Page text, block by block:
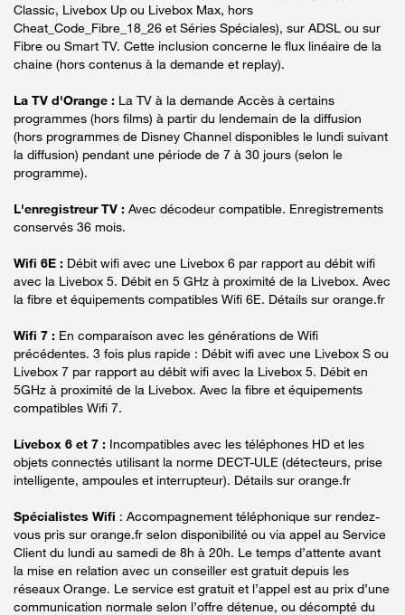
Classic, Livebox Up ou Livebox Max, hors
Cheat_Code_Fibre_18_26 et Séries Spéciales), sur ADSL ou sur
Fibre ou Smart TV. Cette inclusion concerne le flux linéaire de la
chaine (hors contenus à la demande et replay).
La TV d'Orange : La TV à la demande Accès à certains
programmes (hors films) à partir du lendemain de la diffusion
(hors programmes de Disney Channel disponibles le lundi suivant
la diffusion) pendant une période de 7 à 30 jours (selon le
programme).
L'enregistreur TV : Avec décodeur compatible. Enregistrements
conservés 36 mois.
Wifi 6E : Débit wifi avec une Livebox 6 par rapport au débit wifi
avec la Livebox 5. Débit en 5 GHz à proximité de la Livebox. Avec
la fibre et équipements compatibles Wifi 6E. Détails sur orange.fr
Wifi 7 : En comparaison avec les générations de Wifi
précédentes. 3 fois plus rapide : Débit wifi avec une Livebox S ou
Livebox 7 par rapport au débit wifi avec la Livebox 5. Débit en
5GHz à proximité de la Livebox. Avec la fibre et équipements
compatibles Wifi 7.
Livebox 6 et 7 : Incompatibles avec les téléphones HD et les
objets connectés utilisant la norme DECT-ULE (détecteurs, prise
intelligente, ampoules et interrupteur). Détails sur orange.fr
Spécialistes Wifi : Accompagnement téléphonique sur rendez-
vous pris sur orange.fr selon disponibilité ou via appel au Service
Client du lundi au samedi de 8h à 20h. Le temps d’attente avant
la mise en relation avec un conseiller est gratuit depuis les
réseaux Orange. Le service est gratuit et l’appel est au prix d’une
communication normale selon l’offre détenue, ou décompté du